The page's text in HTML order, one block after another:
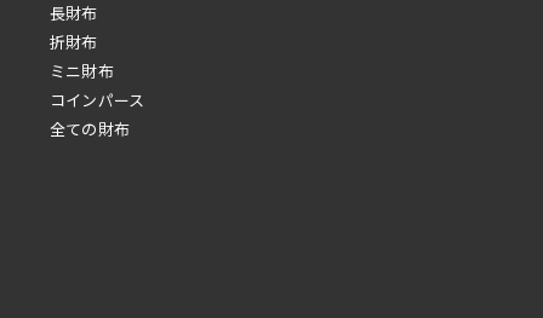
長財布
折財布
ミニ財布
コインパース
全ての財布